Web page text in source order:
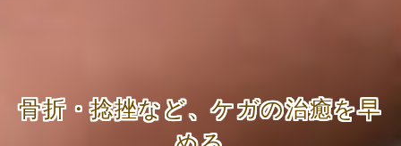
骨折・捻挫など、ケガの治癒を早